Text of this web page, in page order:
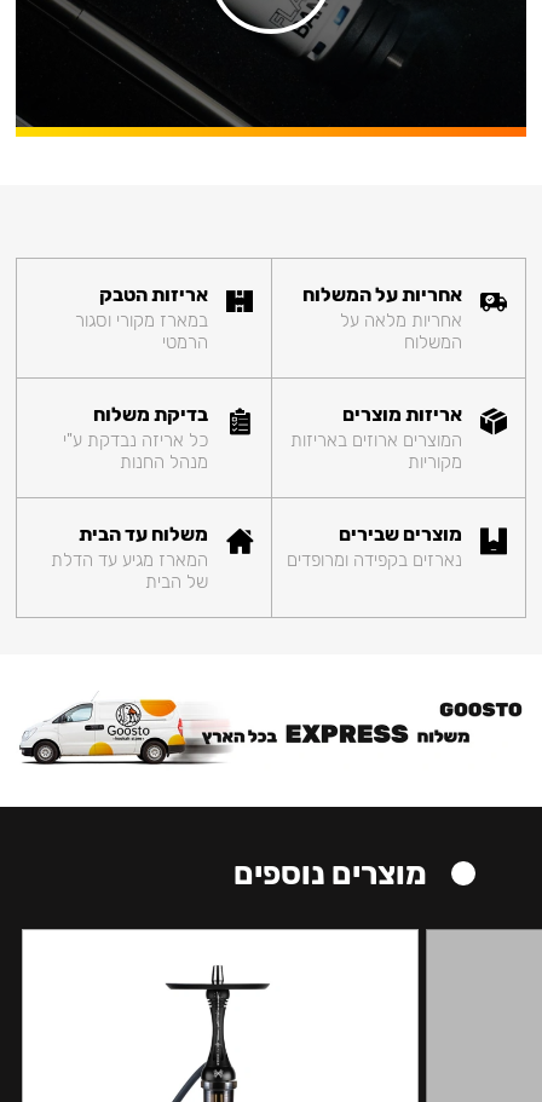
אחריות על המשלוח
אחריות מלאה על
המשלוח
אריזות הטבק
במארז מקורי וסגור
הרמטי
אריזות מוצרים
המוצרים ארוזים באריזות
מקוריות
בדיקת משלוח
כל אריזה נבדקת ע"י
מנהל החנות
מוצרים שבירים
נארזים בקפידה ומרופדים
משלוח עד הבית
המארז מגיע עד הדלת
של הבית
מוצרים נוספים